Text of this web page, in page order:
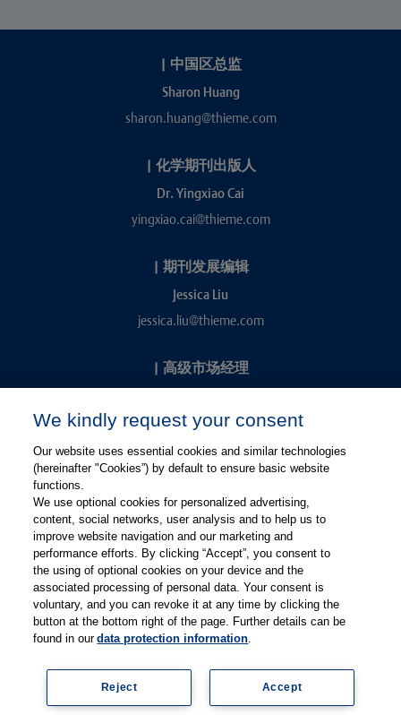
| 中国区总监
Sharon Huang
sharon.huang@thieme.com
| 化学期刊出版人
Dr. Yingxiao Cai
yingxiao.cai@thieme.com
| 期刊发展编辑
Jessica Liu
jessica.liu@thieme.com
| 高级市场经理
kevin.chang@thieme.com
关注微博
关注微信
有关Thieme图书翻译及版权业务，请联系：rights@thieme.de
| Thieme-Connect |
© Copyright 2025, 德国蒂墨出版集团（Thieme Publishers）版权
We kindly request your consent
Our website uses essential cookies and similar technologies
(hereinafter "Cookies”) by default to ensure basic website
functions.
We use optional cookies for personalized advertising,
content, social networks, user analysis and to help us to
improve website navigation and our marketing and
performance efforts. By clicking “Accept”, you consent to
the using of optional cookies on your device and the
associated processing of personal data. Your consent is
voluntary, and you can revoke it at any time by clicking the
button at the bottom right of the page. Further details can be
found in ourdata protection information.
Accept
Reject